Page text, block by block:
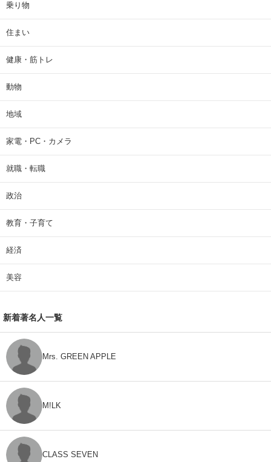
乗り物
住まい
健康・筋トレ
動物
地域
家電・PC・カメラ
就職・転職
政治
教育・子育て
経済
美容
新着著名人一覧
Mrs. GREEN APPLE
M!LK
CLASS SEVEN